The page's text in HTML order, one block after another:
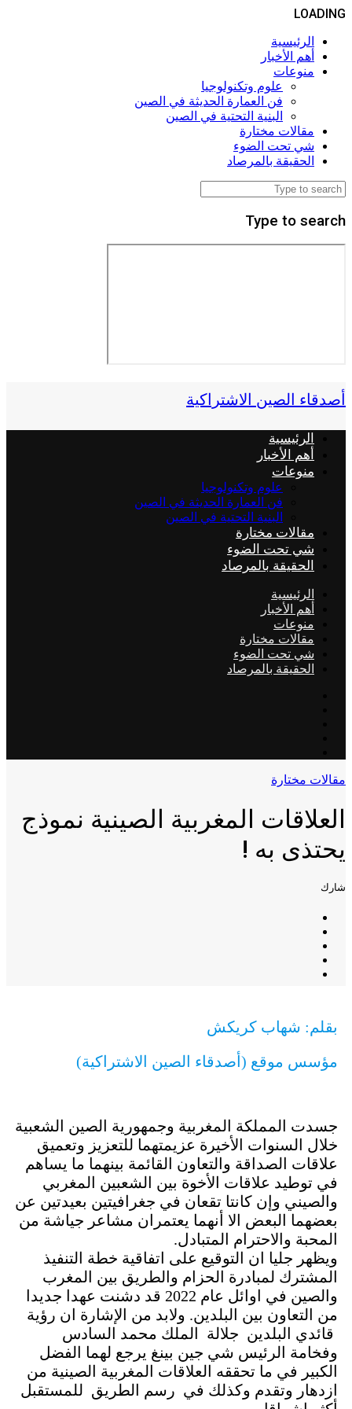
LOADING
الرئيسية
أهم الأخبار
منوعات
علوم وتكنولوجيا
فن العمارة الحديثة في الصين
البنية التحتية في الصين
مقالات مختارة
شي تحت الضوء
الحقيقة بالمرصاد
Type to search
أصدقاء الصين الاشتراكية
الرئيسية
أهم الأخبار
منوعات
علوم وتكنولوجيا
فن العمارة الحديثة في الصين
البنية التحتية في الصين
مقالات مختارة
شي تحت الضوء
الحقيقة بالمرصاد
الرئيسية
أهم الأخبار
منوعات
مقالات مختارة
شي تحت الضوء
الحقيقة بالمرصاد
مقالات مختارة
العلاقات المغربية الصينية نموذج
يحتذى به !
شارك
بقلم: شهاب كريكش
مؤسس موقع (أصدقاء الصين الاشتراكية)
جسدت المملكة المغربية وجمهورية الصين الشعبية
خلال السنوات الأخيرة عزيمتهما للتعزيز وتعميق
علاقات الصداقة والتعاون القائمة بينهما ما يساهم
في توطيد علاقات الأخوة بين الشعبين المغربي
والصيني وإن كانتا تقعان في جغرافيتين بعيدتين عن
بعضهما البعض الا أنهما يعتمران مشاعر جياشة من
المحبة والاحترام المتبادل.
ويظهر جليا ان التوقيع على اتفاقية خطة التنفيذ
المشترك لمبادرة الحزام والطريق بين المغرب
والصين في اوائل عام 2022 قد دشنت عهدا جديدا
من التعاون بين البلدين. ولابد من الإشارة ان رؤية
قائدي البلدين جلالة الملك محمد السادس
وفخامة الرئيس شي جين بينغ يرجع لهما الفضل
الكبير في ما تحققه العلاقات المغربية الصينية من
ازدهار وتقدم وكذلك في رسم الطريق للمستقبل